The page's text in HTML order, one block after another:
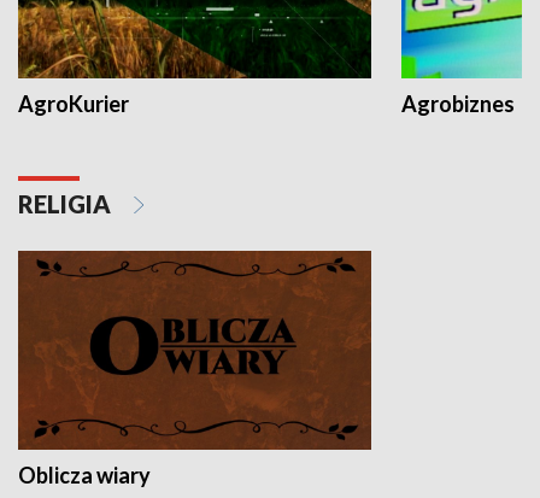
AgroKurier Agrobiznes
RELIGIA
Oblicza wiary